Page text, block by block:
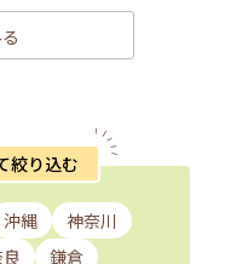
絞り込む
沖縄
神奈川
鎌倉